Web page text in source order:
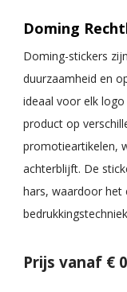
Doming
Doming-stickers
duurzaamheid en
ideaal voor elk
product op
promotieartikelen,
achterblijft. De
hars, waardoor het
Prijs vanaf €